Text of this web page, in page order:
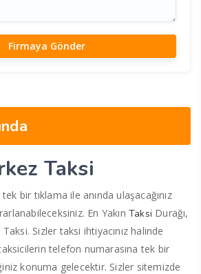
Taksi
bir tıklama ile anında ulaşacağınız
En YakınTaksi Durağı,
Sizler taksi ihtiyacınız halinde
telefon numarasına tek bir
konuma gelecektir. Sizler sitemizde